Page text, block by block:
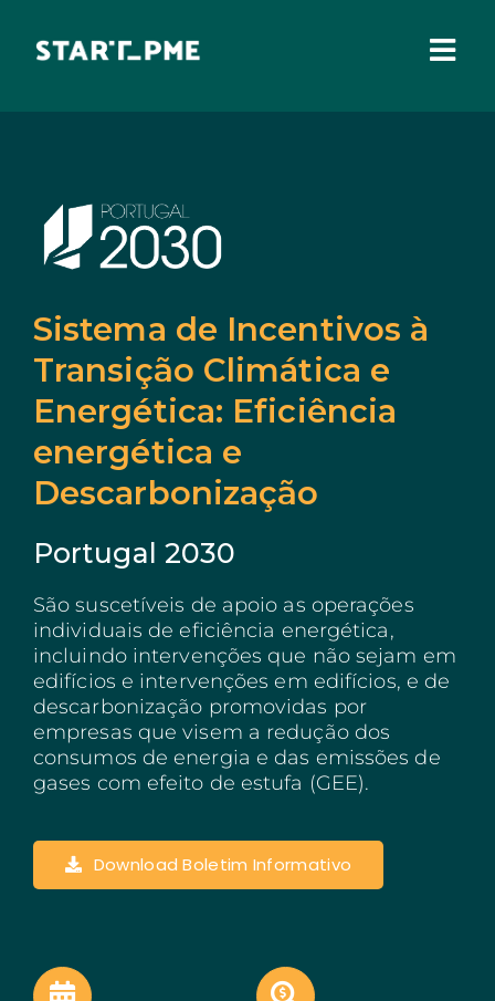
content
Fundo Santa Casa
Pares 3.0
Administração Local
Madeira
PRR
Turismo de Portugal
PEPAC Agricultura
Portugal 2030
ABRIR UM NEGÓCIO
ECOSSISTEMA
CONTACTOS
Sistema de Incentivos à
Transição Climática e
Energética: Eficiência
energética e
Descarbonização
Portugal 2030
São suscetíveis de apoio as operações
individuais de eficiência energética,
incluindo intervenções que não sejam em
edifícios e intervenções em edifícios, e de
descarbonização promovidas por
empresas que visem a redução dos
consumos de energia e das emissões de
gases com efeito de estufa (GEE).
Download Boletim Informativo